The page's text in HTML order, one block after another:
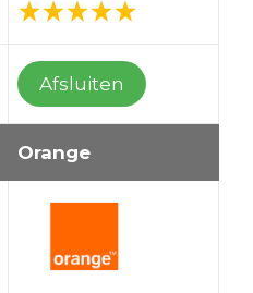
Afsluiten
Orange